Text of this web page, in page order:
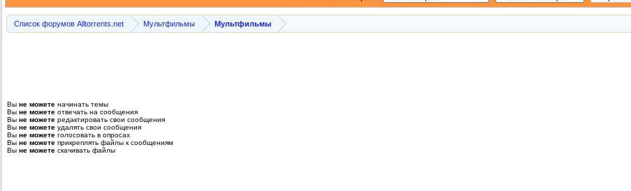
Список форумов Alltorrents.net Мультфильмы Мультфильмы
Вы не можете начинать темы
Вы не можете отвечать на сообщения
Вы не можете редактировать свои сообщения
Вы не можете удалять свои сообщения
Вы не можете голосовать в опросах
Вы не можете прикреплять файлы к сообщениям
Вы не можете скачивать файлы